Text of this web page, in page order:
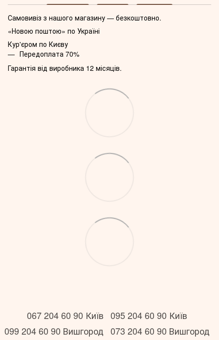
Самовивіз з нашого магазину — безкоштовно.
«Новою поштою» по Україні
Кур'єром по Києву
Передоплата 70%
Гарантія від виробника 12 місяців.
067 204 60 90 Київ 095 204 60 90 Київ
099 204 60 90 Вишгород 073 204 60 90 Вишгород